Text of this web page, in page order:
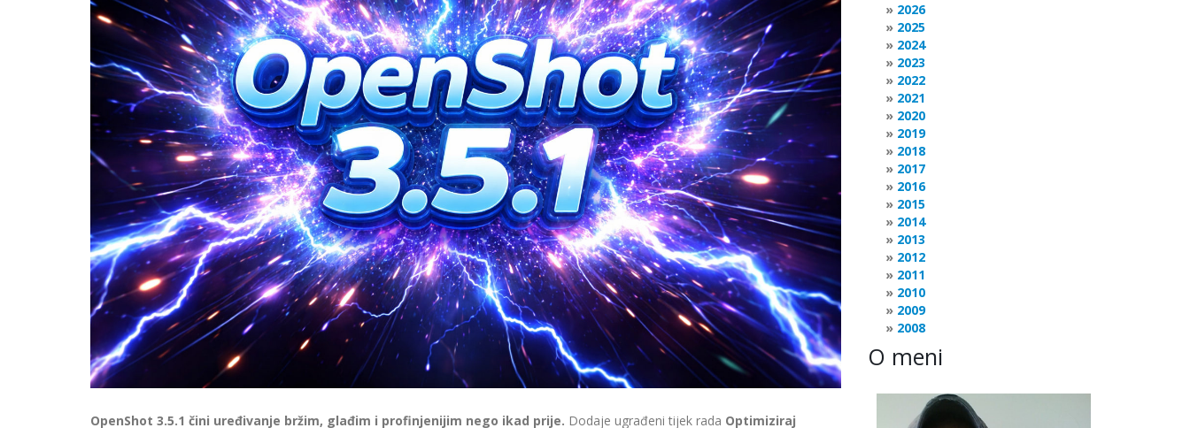
OpenShot 3.5.1 čini uređivanje bržim, glađim i profinjenijim nego ikad prije. Dodaje ugrađeni tijek rada Optimiziraj
2026
2025
2024
2023
2022
2021
2020
2019
2018
2017
2016
2015
2014
2013
2012
2011
2010
2009
2008
O meni